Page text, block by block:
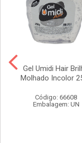
Gel Umidi Hair
Molhado Incolor
Código: 66608
Embalagem: UN